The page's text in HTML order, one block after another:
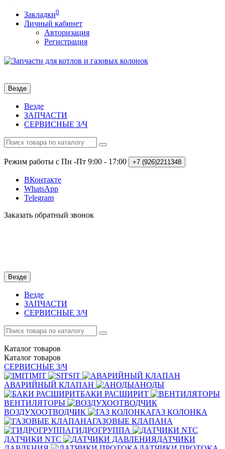
Закладки0
Личный кабинет
Авторизация
Регистрация
Везде
Везде
ЗАПЧАСТИ
СЕРВИСНЫЕ З/Ч
Режим работы с Пн -Пт 9:00 - 17:00 +7 (926)2211348
ВКонтакте
WhatsApp
Telegram
Заказать обратный звонок
Везде
Везде
ЗАПЧАСТИ
СЕРВИСНЫЕ З/Ч
Каталог товаров
Каталог товаров
СЕРВИСНЫЕ З/Ч
IMIT
SIT
АВАРИЙНЫЙ КЛАПАН
АНОДЫ
БАКИ РАСШИРИТ
ВЕНТИЛЯТОРЫ
ВОЗДУХООТВОДЧИК
ГАЗ КОЛОНКА
ГАЗОВЫЕ КЛАПАНА
ГИДРОГРУППА
ДАТЧИКИ NTC
ДАТЧИКИ